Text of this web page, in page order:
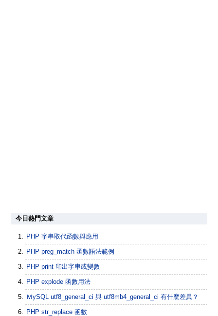
今日熱門文章
PHP 字串取代函數與應用
PHP preg_match 函數語法範例
PHP print 印出字串或變數
PHP explode 函數用法
ＭySQL utf8_general_ci 與 utf8mb4_general_ci 有什麼差異？
PHP str_replace 函數